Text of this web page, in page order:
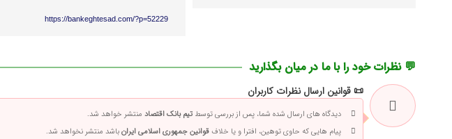
https://bankeghtesad.com/?p=52229
💬 نظرات خود را با ما در میان بگذارید
📜 قوانین ارسال نظرات کاربران
دیدگاه های ارسال شده شما، پس از بررسی توسط تیم بانک اقتصاد منتشر خواهد شد.
پیام هایی که حاوی توهین، افترا و یا خلاف قوانین جمهوری اسلامی ایرانباشد منتشر نخواهد شد.